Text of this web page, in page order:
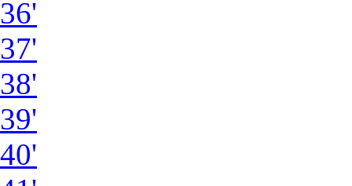
36'
37'
38'
39'
40'